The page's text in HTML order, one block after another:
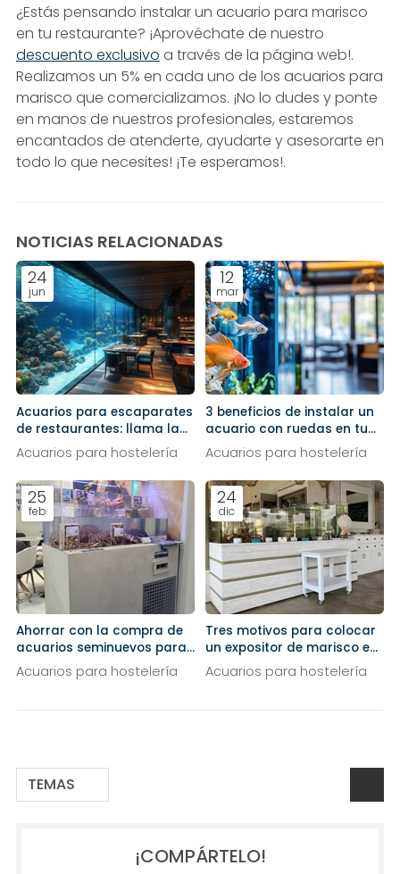
TEMAS
¿Estás pensando instalar un acuario para marisco
en tu restaurante? ¡Aprovéchate de nuestro
descuento exclusivo a través de la página web!.
Realizamos un 5% en cada uno de los acuarios para
marisco que comercializamos. ¡No lo dudes y ponte
en manos de nuestros profesionales, estaremos
encantados de atenderte, ayudarte y asesorarte en
todo lo que necesites! ¡Te esperamos!.
NOTICIAS RELACIONADAS
24
jun
Acuarios para escaparates
de restaurantes: llama la
atención de la calle
Acuarios para hostelería
12
mar
3 beneficios de instalar un
acuario con ruedas en tu
restaurante
Acuarios para hostelería
25
feb
Ahorrar con la compra de
acuarios seminuevos para
tu restaurante
Acuarios para hostelería
24
dic
Tres motivos para colocar
un expositor de marisco en
tu negocio
Acuarios para hostelería
¡COMPÁRTELO!